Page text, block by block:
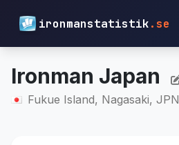
ironmanstatistik.se
Ironman Japan
Fukue Island, Nagasaki, JPN